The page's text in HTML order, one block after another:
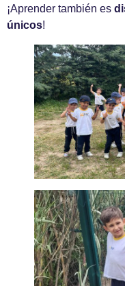
¡Aprender también es
únicos!